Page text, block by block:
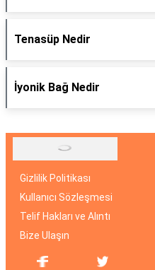
Tenasüp Nedir
İyonik Bağ Nedir
Gizlilik Politikası
Kullanıcı Sözleşmesi
Telif Hakları ve Alıntı
Bize Ulaşın